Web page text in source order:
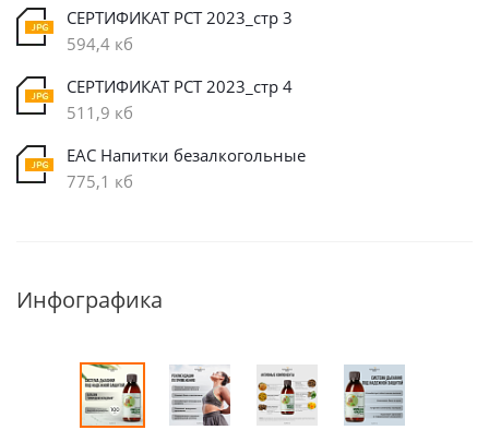
СЕРТИФИКАТ РСТ 2023_стр 3
594,4 кб
СЕРТИФИКАТ РСТ 2023_стр 4
511,9 кб
EAC Напитки безалкогольные
775,1 кб
Инфографика